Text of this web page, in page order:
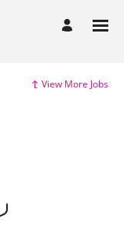
View More Jobs